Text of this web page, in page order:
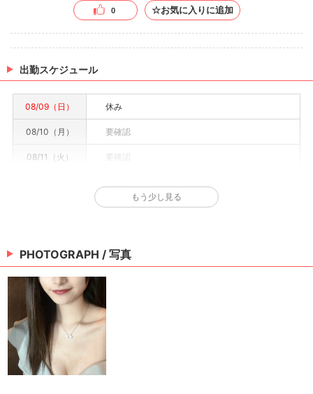
0 ☆お気に入りに追加
出勤スケジュール
08/09（日） 休み
08/10（月） 要確認
08/11（火） 要確認
要確認
08/15（土） 要確認
※情報はあくまで予定でキャストまたは出勤情報は一部です。詳細はお店にお問い合わせく
ださい。
もう少し見る
PHOTOGRAPH / 写真